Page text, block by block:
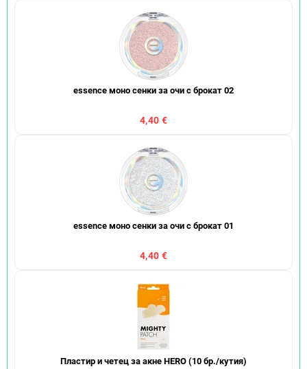
essence моно сенки за очи с брокат 02
4,40 €
essence моно сенки за очи с брокат 01
4,40 €
Пластир и четец за акне HERO (10 бр./кутия)